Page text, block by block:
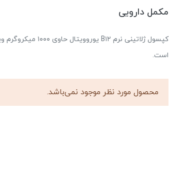
مکمل دارویی
است.
محصول مورد نظر موجود نمی‌باشد.